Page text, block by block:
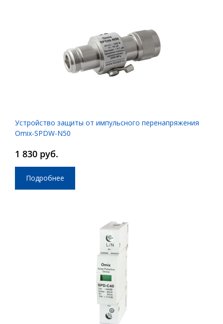
Устройство защиты от импульсного перенапряжения
Omix-SPDW-N50
1 830 руб.
Подробнее